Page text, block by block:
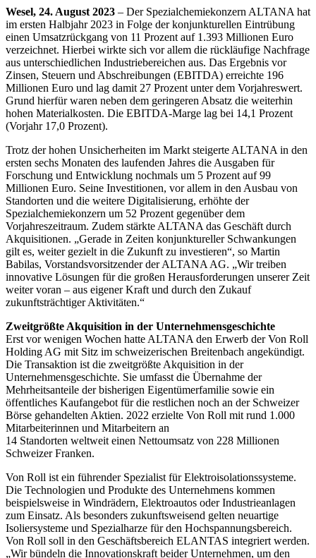
Wesel, 24. August 2023 – Der Spezialchemiekonzern ALTANA hat
im ersten Halbjahr 2023 in Folge der konjunkturellen Eintrübung
einen Umsatzrückgang von 11 Prozent auf 1.393 Millionen Euro
verzeichnet. Hierbei wirkte sich vor allem die rückläufige Nachfrage
aus unterschiedlichen Industriebereichen aus. Das Ergebnis vor
Zinsen, Steuern und Abschreibungen (EBITDA) erreichte 196
Millionen Euro und lag damit 27 Prozent unter dem Vorjahreswert.
Grund hierfür waren neben dem geringeren Absatz die weiterhin
hohen Materialkosten. Die EBITDA-Marge lag bei 14,1 Prozent
(Vorjahr 17,0 Prozent).
Trotz der hohen Unsicherheiten im Markt steigerte ALTANA in den
ersten sechs Monaten des laufenden Jahres die Ausgaben für
Forschung und Entwicklung nochmals um 5 Prozent auf 99
Millionen Euro. Seine Investitionen, vor allem in den Ausbau von
Standorten und die weitere Digitalisierung, erhöhte der
Spezialchemiekonzern um 52 Prozent gegenüber dem
Vorjahreszeitraum. Zudem stärkte ALTANA das Geschäft durch
Akquisitionen. „Gerade in Zeiten konjunktureller Schwankungen
gilt es, weiter gezielt in die Zukunft zu investieren“, so Martin
Babilas, Vorstandsvorsitzender der ALTANA AG. „Wir treiben
innovative Lösungen für die großen Herausforderungen unserer Zeit
weiter voran – aus eigener Kraft und durch den Zukauf
zukunftsträchtiger Aktivitäten.“
Zweitgrößte Akquisition in der Unternehmensgeschichte
Erst vor wenigen Wochen hatte ALTANA den Erwerb der Von Roll
Holding AG mit Sitz im schweizerischen Breitenbach angekündigt.
Die Transaktion ist die zweitgrößte Akquisition in der
Unternehmensgeschichte. Sie umfasst die Übernahme der
Mehrheitsanteile der bisherigen Eigentümerfamilie sowie ein
öffentliches Kaufangebot für die restlichen noch an der Schweizer
Börse gehandelten Aktien. 2022 erzielte Von Roll mit rund 1.000
Mitarbeiterinnen und Mitarbeitern an
14 Standorten weltweit einen Nettoumsatz von 228 Millionen
Schweizer Franken.
Von Roll ist ein führender Spezialist für Elektroisolationssysteme.
Die Technologien und Produkte des Unternehmens kommen
beispielsweise in Windrädern, Elektroautos oder Industrieanlagen
zum Einsatz. Als besonders zukunftsweisend gelten neuartige
Isoliersysteme und Spezialharze für den Hochspannungsbereich.
Von Roll soll in den Geschäftsbereich ELANTAS integriert werden.
„Wir bündeln die Innovationskraft beider Unternehmen, um den